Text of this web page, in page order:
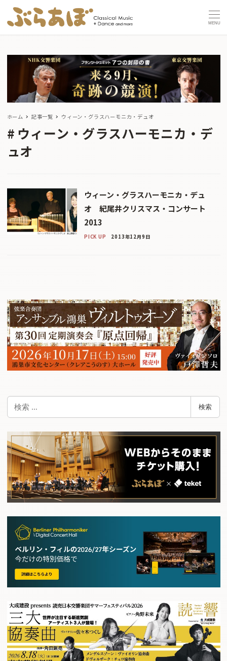
MENU
ホーム 記事一覧 ウィーン・グラスハーモニカ・デュオ
ウィーン・グラスハーモニカ・デ
ュオ
ウィーン・グラスハーモニカ・デュ
オ 紀尾井クリスマス・コンサート
2013
PICK UP 2013年12月9日
検
検索